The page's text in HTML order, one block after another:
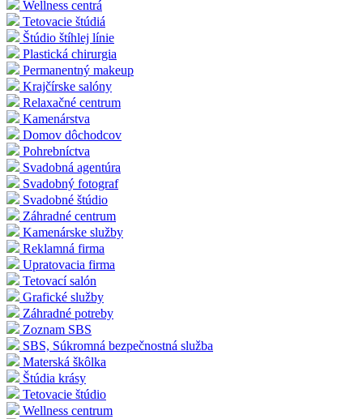
Wellness centrá
Tetovacie štúdiá
Štúdio štíhlej línie
Plastická chirurgia
Permanentný makeup
Krajčírske salóny
Relaxačné centrum
Kamenárstva
Domov dôchodcov
Pohrebníctva
Svadobná agentúra
Svadobný fotograf
Svadobné štúdio
Záhradné centrum
Kamenárske služby
Reklamná firma
Upratovacia firma
Tetovací salón
Grafické služby
Záhradné potreby
Zoznam SBS
SBS, Súkromná bezpečnostná služba
Materská škôlka
Štúdia krásy
Tetovacie štúdio
Wellness centrum